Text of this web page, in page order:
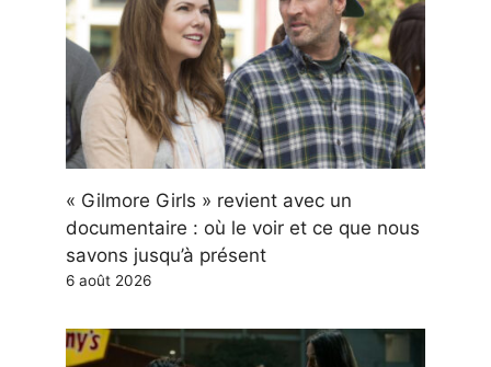
« Gilmore Girls » revient avec un
documentaire : où le voir et ce que nous
savons jusqu’à présent
6 août 2026